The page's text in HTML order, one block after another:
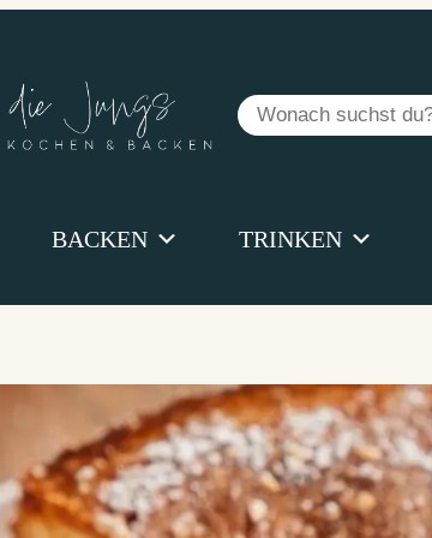
Suchen
BACKEN TRINKEN